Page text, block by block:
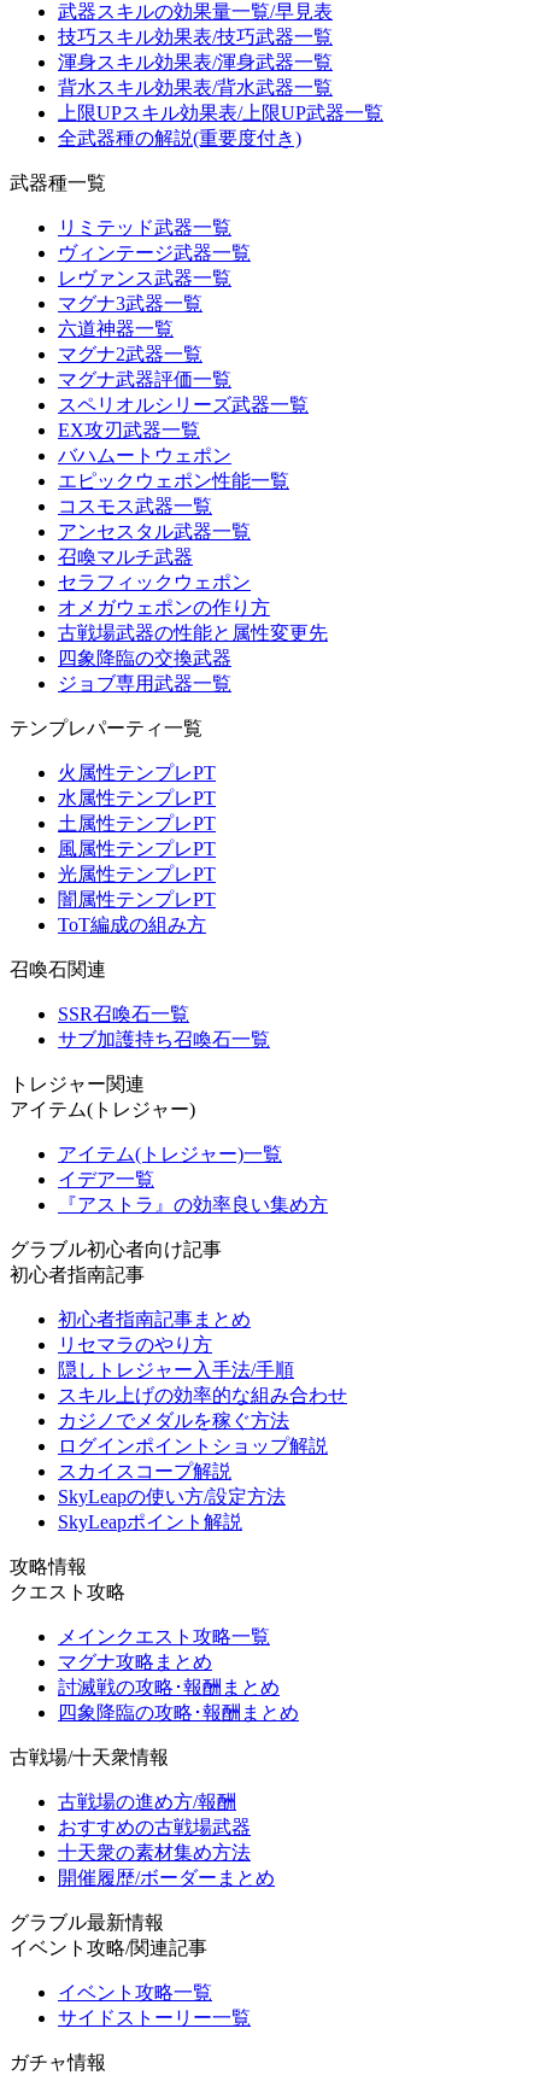
武器スキルの効果量一覧/早見表
技巧スキル効果表/技巧武器一覧
渾身スキル効果表/渾身武器一覧
背水スキル効果表/背水武器一覧
上限UPスキル効果表/上限UP武器一覧
全武器種の解説(重要度付き)
武器種一覧
リミテッド武器一覧
ヴィンテージ武器一覧
レヴァンス武器一覧
マグナ3武器一覧
六道神器一覧
マグナ2武器一覧
マグナ武器評価一覧
スペリオルシリーズ武器一覧
EX攻刃武器一覧
バハムートウェポン
エピックウェポン性能一覧
コスモス武器一覧
アンセスタル武器一覧
召喚マルチ武器
セラフィックウェポン
オメガウェポンの作り方
古戦場武器の性能と属性変更先
四象降臨の交換武器
ジョブ専用武器一覧
テンプレパーティ一覧
火属性テンプレPT
水属性テンプレPT
土属性テンプレPT
風属性テンプレPT
光属性テンプレPT
闇属性テンプレPT
ToT編成の組み方
召喚石関連
SSR召喚石一覧
サブ加護持ち召喚石一覧
トレジャー関連
アイテム(トレジャー)
アイテム(トレジャー)一覧
イデア一覧
『アストラ』の効率良い集め方
グラブル初心者向け記事
初心者指南記事
初心者指南記事まとめ
リセマラのやり方
隠しトレジャー入手法/手順
スキル上げの効率的な組み合わせ
カジノでメダルを稼ぐ方法
ログインポイントショップ解説
スカイスコープ解説
SkyLeapの使い方/設定方法
SkyLeapポイント解説
攻略情報
クエスト攻略
メインクエスト攻略一覧
マグナ攻略まとめ
討滅戦の攻略･報酬まとめ
四象降臨の攻略･報酬まとめ
古戦場/十天衆情報
古戦場の進め方/報酬
おすすめの古戦場武器
十天衆の素材集め方法
開催履歴/ボーダーまとめ
グラブル最新情報
イベント攻略/関連記事
イベント攻略一覧
サイドストーリー一覧
ガチャ情報